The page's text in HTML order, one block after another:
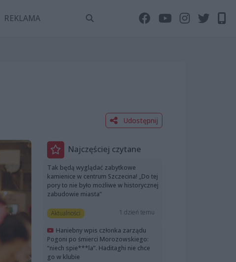
REKLAMA
Udostępnij
Najczęściej czytane
Tak będą wyglądać zabytkowe
kamienice w centrum Szczecina! „Do tej
pory to nie było możliwe w historycznej
zabudowie miasta”
Aktualności 1 dzień temu
Haniebny wpis członka zarządu
Pogoni po śmierci Morozowskiego:
“niech spie***la”. Haditaghi nie chce
go w klubie